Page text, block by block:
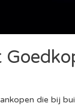
die bij